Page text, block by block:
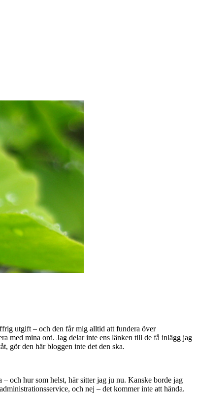
utgift – och den får mig alltid att fundera över
med mina ord. Jag delar inte ens länken till de få inlägg jag
gör den här bloggen inte det den ska.
och hur som helst, här sitter jag ju nu. Kanske borde jag
och nej – det kommer inte att hända.